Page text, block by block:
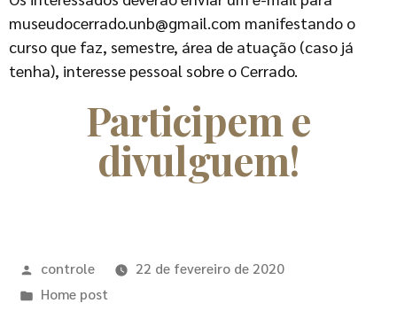
museudocerrado.unb@gmail.com manifestando o
curso que faz, semestre, área de atuação (caso já
tenha), interesse pessoal sobre o Cerrado.
Participem e
divulguem!
controle
22 de fevereiro de 2020
Home post